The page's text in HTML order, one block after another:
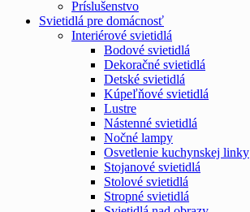
Príslušenstvo
Svietidlá pre domácnosť
Interiérové svietidlá
Bodové svietidlá
Dekoračné svietidlá
Detské svietidlá
Kúpeľňové svietidlá
Lustre
Nástenné svietidlá
Nočné lampy
Osvetlenie kuchynskej linky
Stojanové svietidlá
Stolové svietidlá
Stropné svietidlá